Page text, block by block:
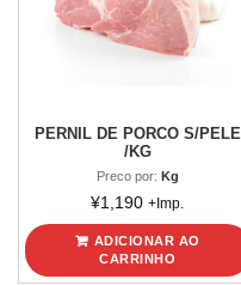
PERNIL DE PORCO S/PELE
/KG
Preco por: Kg
¥1,190 +Imp.
ADICIONAR AO
CARRINHO